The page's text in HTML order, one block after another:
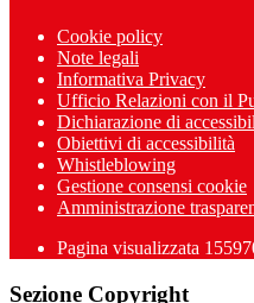
Cookie policy
Note legali
Informativa Privacy
Ufficio Relazioni con il
Dichiarazione di
Obiettivi di accessibilità
Whistleblowing
Gestione consensi cookie
Amministrazione
Pagina visualizzata
Sezione Copyright